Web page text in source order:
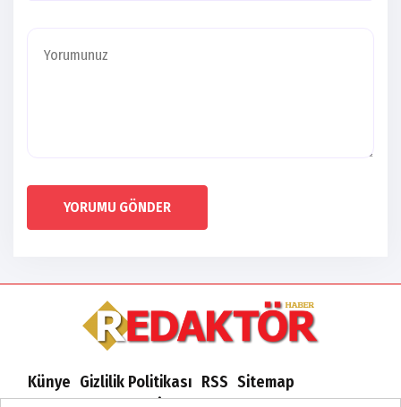
YORUMU GÖNDER
Künye Gizlilik Politikası RSS Sitemap